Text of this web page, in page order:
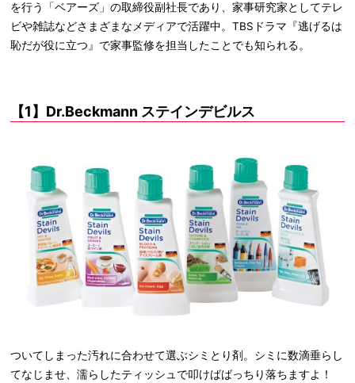
を行う「ベアーズ」の取締役副社長であり、家事研究家としてテレ
ビや雑誌などさまざまなメディアで活躍中。TBSドラマ『逃げるは
恥だが役に立つ』で家事監修を担当したことでも知られる。
【1】Dr.Beckmann ステインデビルス
ついてしまった汚れに合わせて選ぶシミとり剤。シミに数滴垂らし
てなじませ、濡らしたティッシュで叩けばばっちり落ちますよ！